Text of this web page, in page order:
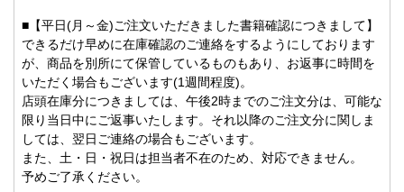
■【平日(月～金)ご注文いただきました書籍確認につきまして】
できるだけ早めに在庫確認のご連絡をするようにしております
が、商品を別所にて保管しているものもあり、お返事に時間を
いただく場合もございます(1週間程度)。
店頭在庫分につきましては、午後2時までのご注文分は、可能な
限り当日中にご返事いたします。それ以降のご注文分に関しま
しては、翌日ご連絡の場合もございます。
また、土・日・祝日は担当者不在のため、対応できません。
予めご了承ください。